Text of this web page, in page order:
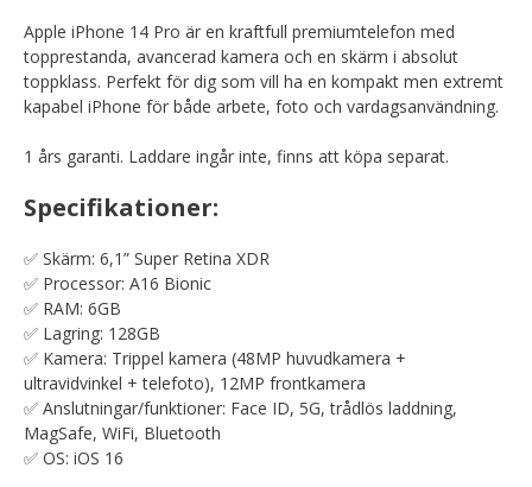
Apple iPhone 14 Pro är en kraftfull premiumtelefon med
topprestanda, avancerad kamera och en skärm i absolut
toppklass. Perfekt för dig som vill ha en kompakt men extremt
kapabel iPhone för både arbete, foto och vardagsanvändning.
1 års garanti. Laddare ingår inte, finns att köpa separat.
Specifikationer:
✅ Skärm: 6,1” Super Retina XDR
✅ Processor: A16 Bionic
✅ RAM: 6GB
✅ Lagring: 128GB
✅ Kamera: Trippel kamera (48MP huvudkamera +
ultravidvinkel + telefoto), 12MP frontkamera
✅ Anslutningar/funktioner: Face ID, 5G, trådlös laddning,
MagSafe, WiFi, Bluetooth
✅ OS: iOS 16